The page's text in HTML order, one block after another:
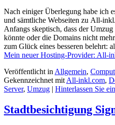
Nach einiger Überlegung habe ich
und sämtliche Webseiten zu All-
Anfangs skeptisch, dass der
könnte oder die Domains nicht
zum Glück eines besseren belehrt:
Mein neuer Hosting-Provider: All-
Veröffentlicht in Allgemein,
Gekennzeichnet mit All-inkl.com,
Server, Umzug | Hinterlassen Sie
Stadtbesichtigung